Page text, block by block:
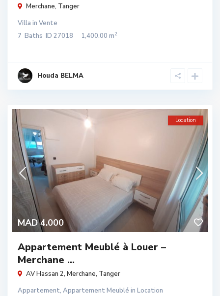
Merchane, Tanger
Villa in Vente
7 Baths ID 27018 1,400.00 m2
Houda BELMA
MAD 4.000
Location
Appartement Meublé à Louer –
Merchane ...
AV Hassan 2, Merchane, Tanger
Appartement, Appartement Meublé in Location